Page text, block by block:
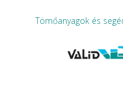
Tömőanyagok és